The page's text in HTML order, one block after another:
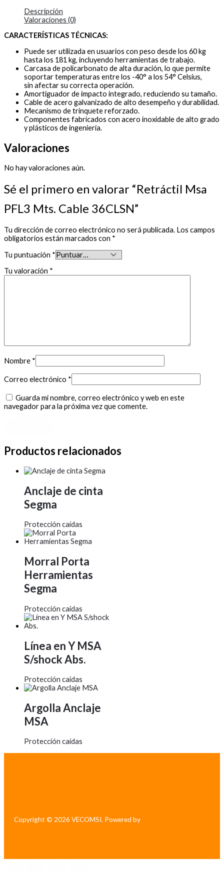
Descripción
Valoraciones (0)
CARACTERÍSTICAS TÉCNICAS:
Puede ser utilizada en usuarios con peso desde los 60 kg
hasta los 181 kg, incluyendo herramientas de trabajo.
Carcasa de policarbonato de alta duración, lo que permite
soportar temperaturas entre los -40° a los 54° Celsius,
sin afectar su correcta operación.
Amortiguador de impacto integrado, reduciendo su tamaño.
Cable de acero galvanizado de alto desempeño y durabilidad.
Mecanismo de trinquete reforzado.
Componentes fabricados con acero inoxidable de alto grado
y plásticos de ingeniería.
Valoraciones
No hay valoraciones aún.
Sé el primero en valorar “Retráctil Msa
PFL3 Mts. Cable 36CLSN”
Tu dirección de correo electrónico no será publicada. Los campos
obligatorios están marcados con *
Tu puntuación *
Tu valoración *
Nombre *
Correo electrónico *
Guarda mi nombre, correo electrónico y web en este
navegador para la próxima vez que comente.
Productos relacionados
Anclaje de cinta
Segma
Protección caídas
Morral Porta
Herramientas
Segma
Protección caídas
Línea en Y MSA
S/shock Abs.
Protección caídas
Argolla Anclaje
MSA
Protección caídas
Copyright © 2026 VECOMSI. Powered by